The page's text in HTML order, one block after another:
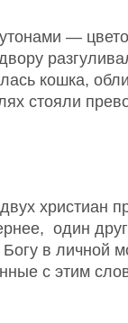
—
кошка,
стояли
христиан
один
в личной
с этим